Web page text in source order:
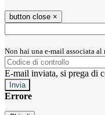
button close ×
Non hai una e-mail associata
E-mail inviata, si prega di
Errore